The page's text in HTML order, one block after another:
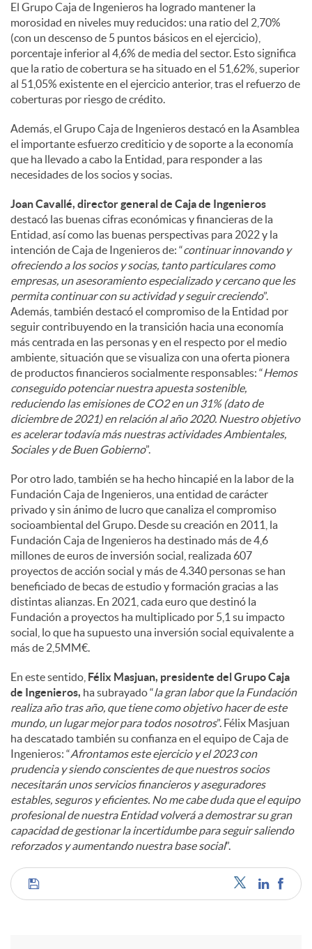
El Grupo Caja de Ingenieros ha logrado mantener la
morosidad en niveles muy reducidos: una ratio del 2,70%
(con un descenso de 5 puntos básicos en el ejercicio),
porcentaje inferior al 4,6% de media del sector. Esto significa
que la ratio de cobertura se ha situado en el 51,62%, superior
al 51,05% existente en el ejercicio anterior, tras el refuerzo de
coberturas por riesgo de crédito.
Además, el Grupo Caja de Ingenieros destacó en la Asamblea
el importante esfuerzo crediticio y de soporte a la economía
que ha llevado a cabo la Entidad, para responder a las
necesidades de los socios y socias.
Joan Cavallé, director general de Caja de Ingenieros
destacó las buenas cifras económicas y financieras de la
Entidad, así como las buenas perspectivas para 2022 y la
intención de Caja de Ingenieros de: “continuar innovando y
ofreciendo a los socios y socias, tanto particulares como
empresas, un asesoramiento especializado y cercano que les
permita continuar con su actividad y seguir creciendo”.
Además, también destacó el compromiso de la Entidad por
seguir contribuyendo en la transición hacia una economía
más centrada en las personas y en el respecto por el medio
ambiente, situación que se visualiza con una oferta pionera
de productos financieros socialmente responsables: “Hemos
conseguido potenciar nuestra apuesta sostenible,
reduciendo las emisiones de CO2 en un 31% (dato de
diciembre de 2021) en relación al año 2020. Nuestro objetivo
es acelerar todavía más nuestras actividades Ambientales,
Sociales y de Buen Gobierno”.
Por otro lado, también se ha hecho hincapié en la labor de la
Fundación Caja de Ingenieros, una entidad de carácter
privado y sin ánimo de lucro que canaliza el compromiso
socioambiental del Grupo. Desde su creación en 2011, la
Fundación Caja de Ingenieros ha destinado más de 4,6
millones de euros de inversión social, realizada 607
proyectos de acción social y más de 4.340 personas se han
beneficiado de becas de estudio y formación gracias a las
distintas alianzas. En 2021, cada euro que destinó la
Fundación a proyectos ha multiplicado por 5,1 su impacto
social, lo que ha supuesto una inversión social equivalente a
más de 2,5MM€.
En este sentido, Félix Masjuan, presidente del Grupo Caja
de Ingenieros, ha subrayado “la gran labor que la Fundación
realiza año tras año, que tiene como objetivo hacer de este
mundo, un lugar mejor para todos nosotros”. Félix Masjuan
ha descatado también su confianza en el equipo de Caja de
Ingenieros: “Afrontamos este ejercicio y el 2023 con
prudencia y siendo conscientes de que nuestros socios
necesitarán unos servicios financieros y aseguradores
estables, seguros y eficientes. No me cabe duda que el equipo
profesional de nuestra Entidad volverá a demostrar su gran
capacidad de gestionar la incertidumbe para seguir saliendo
reforzados y aumentando nuestra base social”.
C